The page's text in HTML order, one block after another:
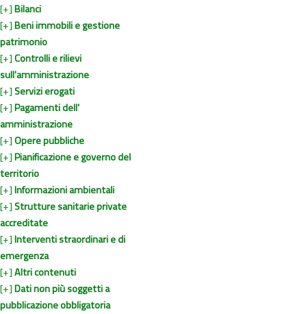
[+]Bilanci
[+]Beni immobili e gestione
patrimonio
[+]Controlli e rilievi
sull'amministrazione
[+]Servizi erogati
[+]Pagamenti dell'
amministrazione
[+]Opere pubbliche
[+]Pianificazione e governo del
territorio
[+]Informazioni ambientali
[+]Strutture sanitarie private
accreditate
[+]Interventi straordinari e di
emergenza
[+]Altri contenuti
[+]Dati non più soggetti a
pubblicazione obbligatoria